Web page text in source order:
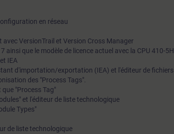
en réseau
VersionTrail et Version Cross Manager
ainsi que le modèle de licence actuel avec la CPU 410-5H
IEA
d'importation/exportation (IEA) et l'éditeur de fichiers
des "Process Tags".
"Process Tag"
et l'éditeur de liste technologique
Types"
de liste technologique